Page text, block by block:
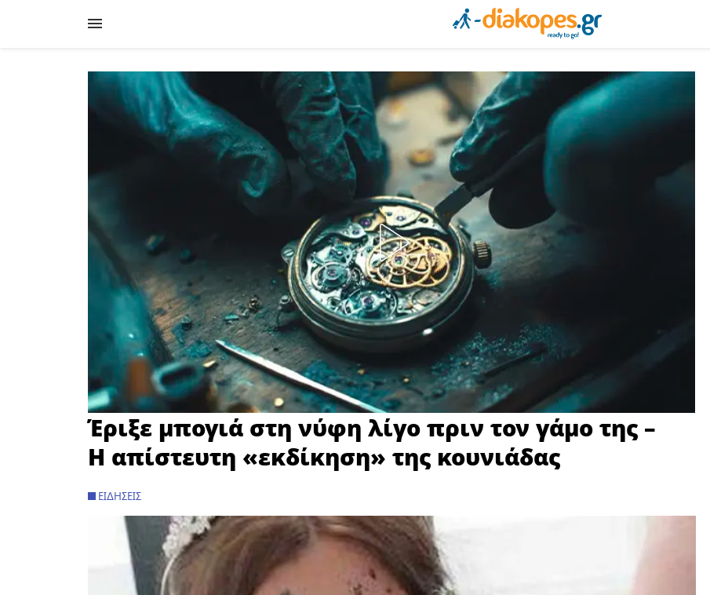
Έριξε μπογιά στη νύφη λίγο πριν τον γάμο της –
H απίστευτη «εκδίκηση» της κουνιάδας
ΕΙΔΉΣΕΙΣ